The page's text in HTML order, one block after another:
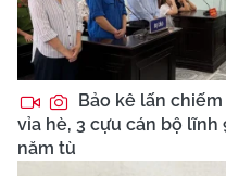
Bảo kê lấn chiếm
vỉa hè, 3 cựu cán bộ lĩnh
năm tù